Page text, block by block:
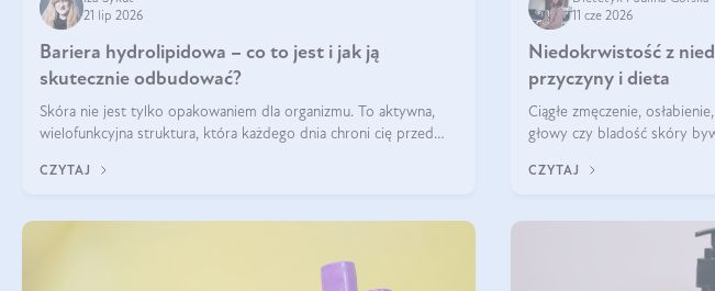
21 lip 2026
Bariera hydrolipidowa – co to jest i jak ją
skutecznie odbudować?
Skóra nie jest tylko opakowaniem dla organizmu. To aktywna,
wielofunkcyjna struktura, która każdego dnia chroni cię przed
środowiskowymi. Jednym z jej kluczowych elementów jest
CZYTAJ
11 cze 2026
Niedokrwistość z
przyczyny i dieta
Ciągłe zmęczenie,
głowy czy bladość skóry
może być niedokrwistość z
CZYTAJ